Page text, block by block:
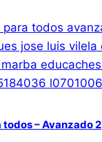
– Avanzado 2